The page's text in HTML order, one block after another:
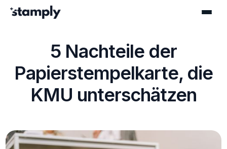
5 Nachteile der
Papierstempelkarte, die
KMU unterschätzen